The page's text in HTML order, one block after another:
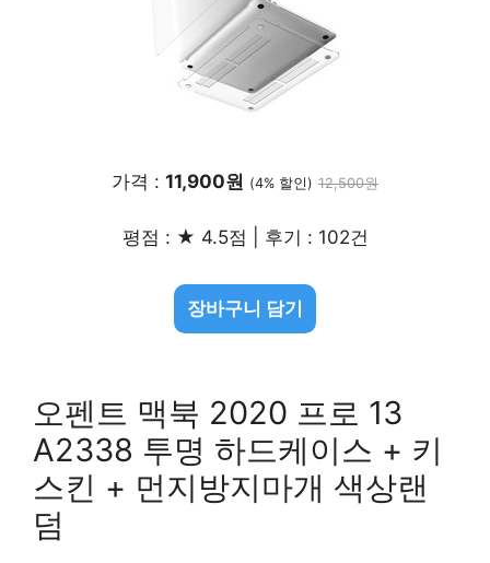
가격 : 11,900원 (4% 할인) 12,500원
평점 : ★ 4.5점 | 후기 : 102건
장바구니 담기
오펜트 맥북 2020 프로 13
A2338 투명 하드케이스 + 키
스킨 + 먼지방지마개 색상랜
덤